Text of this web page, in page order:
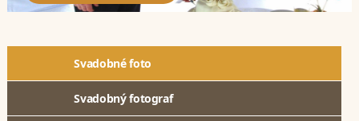
Svadobné foto
Svadobný fotograf